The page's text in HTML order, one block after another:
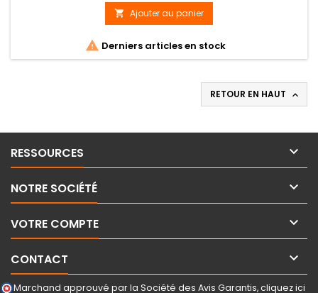
 Ajouter au panier
 Derniers articles en stock
RETOUR EN HAUT 
RESSOURCES 
NOTRE SOCIÉTÉ 
VOTRE COMPTE 
CONTACT 
Marchand approuvé par la Société des Avis Garantis,cliquez ici